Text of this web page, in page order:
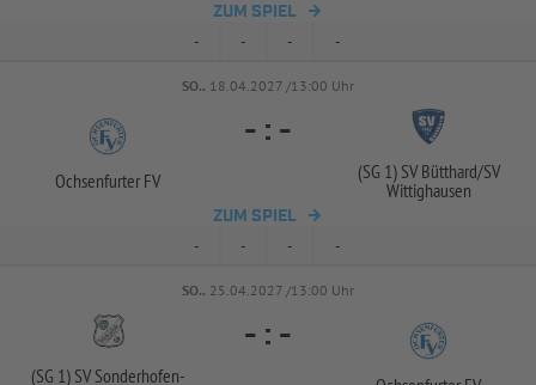
ZUM SPIEL
- - - -
SO.. 18.04.2027 /13:00 Uhr
Ochsenfurter FV
- : -
(SG 1) SV Bütthard/SV
Wittighausen
ZUM SPIEL
- - - -
SO.. 25.04.2027 /13:00 Uhr
(SG 1) SV Sonderhofen-
- : -